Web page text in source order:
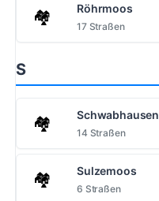
🏘️ Röhrmoos
17 Straßen
S
🏘️ Schwabhausen
14 Straßen
🏘️ Sulzemoos
6 Straßen